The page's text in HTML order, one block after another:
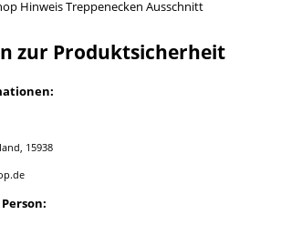
zur Produktsicherheit
15938